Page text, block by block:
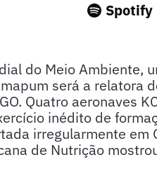
Spotify
do Meio Ambiente,
será a relatora
Quatro aeronaves
inédito de
irregularmente em
de Nutrição